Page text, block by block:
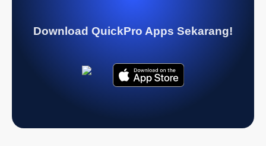
Download QuickPro Apps Sekarang!